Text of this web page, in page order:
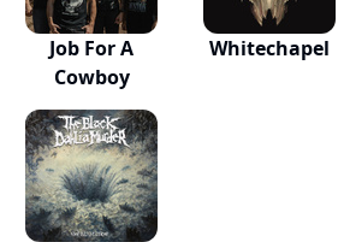
Job For A
Cowboy
Whitechapel